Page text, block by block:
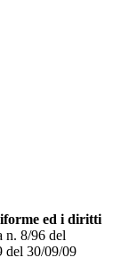
ed i diritti
n. 8/96 del
del 30/09/09